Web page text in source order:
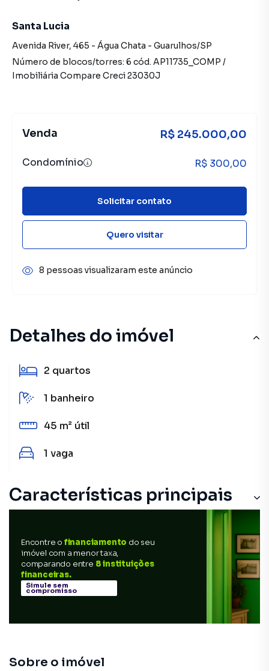
Detalhes do imóvel
2 quartos
1 banheiro
45 m² útil
1 vaga
Características principais
Encontre o financiamento do seu
imóvel com a menor taxa,
comparando entre 8 instituições
financeiras.
Simule sem
compromisso
Sobre o imóvel
Santa Lucia
Avenida River, 465 - Água Chata - Guarulhos/SP
Número de blocos/torres: 6 cód. AP11735_COMP /
Imobiliária Compare Creci23030J
Venda R$ 245.000,00
Condomínio R$ 300,00
Solicitar contato
Quero visitar
8 pessoas visualizaram este anúncio